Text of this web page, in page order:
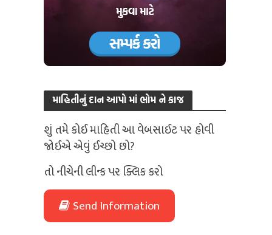
માહિતીનું દાન આપો માં ભોમ ને કાજ
શું તમે કોઈ માહિતી આ વેબસાઈટ પર હોવી
જોઈએ એવું ઈચ્છો છો?
તો નીચેની લીન્ક પર ક્લિક કરો
Send Information